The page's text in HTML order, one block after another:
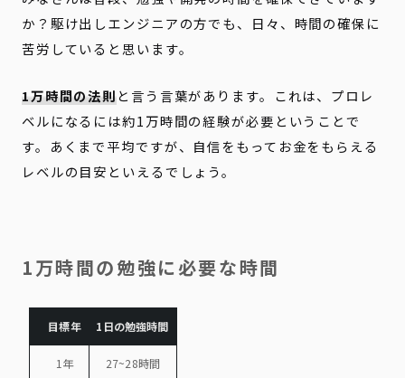
か？駆け出しエンジニアの方でも、日々、時間の確保に
苦労していると思います。
1万時間の法則と言う言葉があります。これは、プロレ
ベルになるには約1万時間の経験が必要ということで
す。あくまで平均ですが、自信をもってお金をもらえる
レベルの目安といえるでしょう。
1万時間の勉強に必要な時間
目標年 1日の勉強時間
1年 27~28時間